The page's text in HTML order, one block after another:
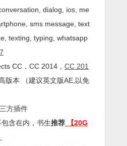
dialog, ios, me
sms message, text
texting, typing, whatsapp
CC ，CC 2014， CC 201
版本 （建议英文版AE,以免
方插件
含在内，书生推荐 【20G